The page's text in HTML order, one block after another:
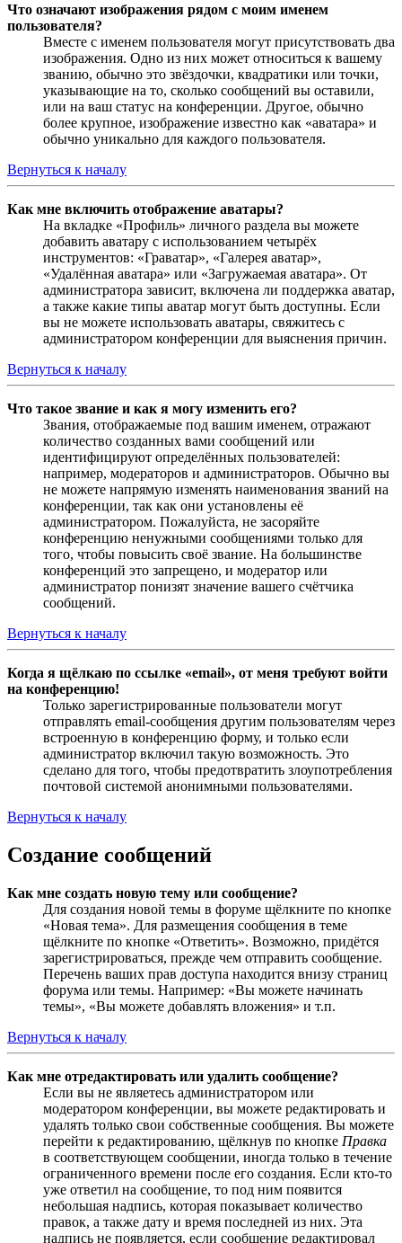
Что означают изображения рядом с моим именем
пользователя?
Вместе с именем пользователя могут присутствовать два
изображения. Одно из них может относиться к вашему
званию, обычно это звёздочки, квадратики или точки,
указывающие на то, сколько сообщений вы оставили,
или на ваш статус на конференции. Другое, обычно
более крупное, изображение известно как «аватара» и
обычно уникально для каждого пользователя.
Вернуться к началу
Как мне включить отображение аватары?
На вкладке «Профиль» личного раздела вы можете
добавить аватару с использованием четырёх
инструментов: «Граватар», «Галерея аватар»,
«Удалённая аватара» или «Загружаемая аватара». От
администратора зависит, включена ли поддержка аватар,
а также какие типы аватар могут быть доступны. Если
вы не можете использовать аватары, свяжитесь с
администратором конференции для выяснения причин.
Вернуться к началу
Что такое звание и как я могу изменить его?
Звания, отображаемые под вашим именем, отражают
количество созданных вами сообщений или
идентифицируют определённых пользователей:
например, модераторов и администраторов. Обычно вы
не можете напрямую изменять наименования званий на
конференции, так как они установлены её
администратором. Пожалуйста, не засоряйте
конференцию ненужными сообщениями только для
того, чтобы повысить своё звание. На большинстве
конференций это запрещено, и модератор или
администратор понизят значение вашего счётчика
сообщений.
Вернуться к началу
Когда я щёлкаю по ссылке «email», от меня требуют войти
на конференцию!
Только зарегистрированные пользователи могут
отправлять email-сообщения другим пользователям через
встроенную в конференцию форму, и только если
администратор включил такую возможность. Это
сделано для того, чтобы предотвратить злоупотребления
почтовой системой анонимными пользователями.
Вернуться к началу
Создание сообщений
Как мне создать новую тему или сообщение?
Для создания новой темы в форуме щёлкните по кнопке
«Новая тема». Для размещения сообщения в теме
щёлкните по кнопке «Ответить». Возможно, придётся
зарегистрироваться, прежде чем отправить сообщение.
Перечень ваших прав доступа находится внизу страниц
форума или темы. Например: «Вы можете начинать
темы», «Вы можете добавлять вложения» и т.п.
Вернуться к началу
Как мне отредактировать или удалить сообщение?
Если вы не являетесь администратором или
модератором конференции, вы можете редактировать и
удалять только свои собственные сообщения. Вы можете
перейти к редактированию, щёлкнув по кнопке Правка
в соответствующем сообщении, иногда только в течение
ограниченного времени после его создания. Если кто-то
уже ответил на сообщение, то под ним появится
небольшая надпись, которая показывает количество
правок, а также дату и время последней из них. Эта
надпись не появляется, если сообщение редактировал